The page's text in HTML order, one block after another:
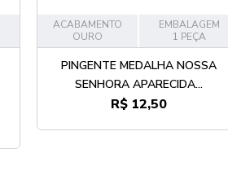
ACABAMENTO
OURO
EMBALAGEM
1 PEÇA
PINGENTE MEDALHA NOSSA
SENHORA APARECIDA...
R$ 12,50